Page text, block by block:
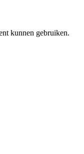
kunnen gebruiken.